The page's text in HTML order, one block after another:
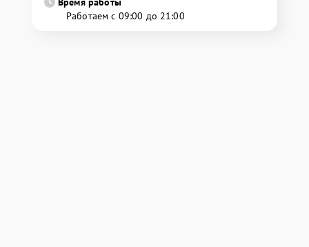
Работаем с 09:00 до 21:00